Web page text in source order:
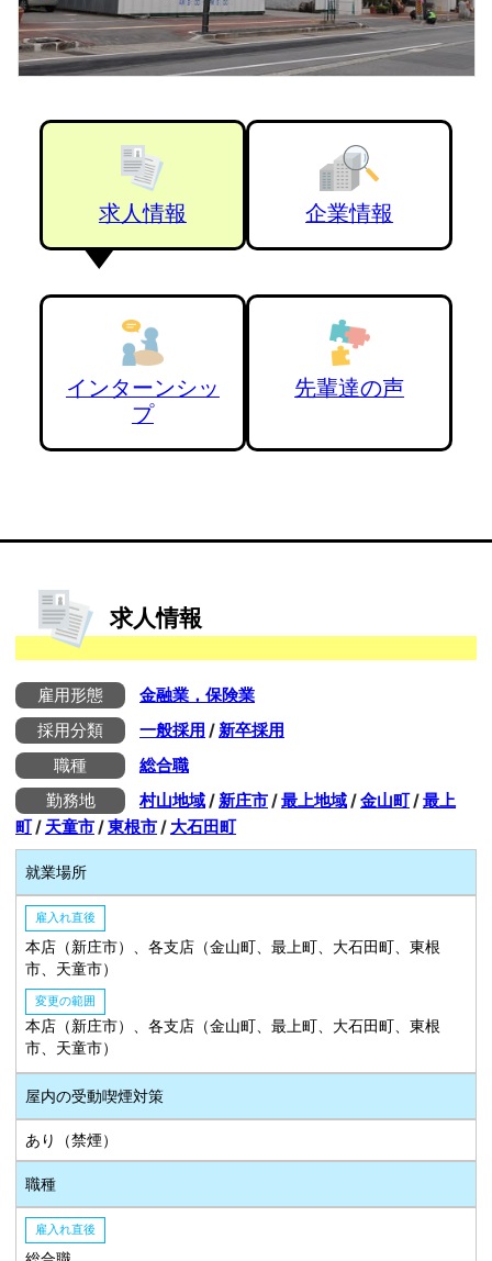
求人情報 企業情報
インターンシッ
プ
先輩達の声
求人情報
雇用形態
金融業，保険業
採用分類
一般採用 /新卒採用
職種
総合職
勤務地
村山地域/新庄市/最上地域/金山町/最上
町/ 天童市/東根市/ 大石田町
就業場所
雇入れ直後
本店（新庄市）、各支店（金山町、最上町、大石田町、東根
市、天童市）
変更の範囲
本店（新庄市）、各支店（金山町、最上町、大石田町、東根
市、天童市）
屋内の受動喫煙対策
あり（禁煙）
職種
雇入れ直後